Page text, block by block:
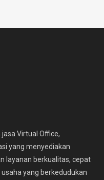
Virtual Office,
yang menyediakan
layanan berkualitas, cepat
yang berkedudukan